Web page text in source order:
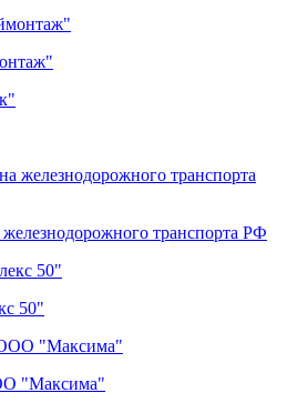
транспорта РФ
50"
"Максима"